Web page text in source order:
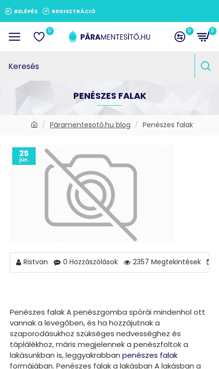
BELÉPÉS REGISZTRÁCIÓ
0 0 0
Páramentesotő.hu blog Penészes falak
PENÉSZES FALAK
25
jún.
Ristvan 0 Hozzászólások 2357 Megtekintések
Penészes falak A penészgomba spórái mindenhol ott
vannak a levegőben, és ha hozzájutnak a
szaporodásukhoz szükséges nedvességhez és
táplálékhoz, máris megjelennek a penészfoltok a
lakásunkban is, leggyakrabban penészes falak
formájában. Penészes falak a lakásban A lakásban a